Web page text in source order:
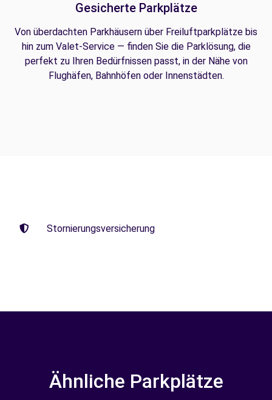
Gesicherte Parkplätze
Von überdachten Parkhäusern über Freiluftparkplätze bis
hin zum Valet-Service — finden Sie die Parklösung, die
perfekt zu Ihren Bedürfnissen passt, in der Nähe von
Flughäfen, Bahnhöfen oder Innenstädten.
Stornierungsversicherung
Ähnliche Parkplätze